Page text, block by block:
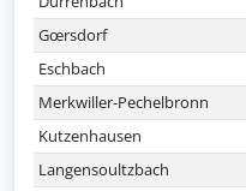
Gœrsdorf
Eschbach
Merkwiller-Pechelbronn
Kutzenhausen
Langensoultzbach